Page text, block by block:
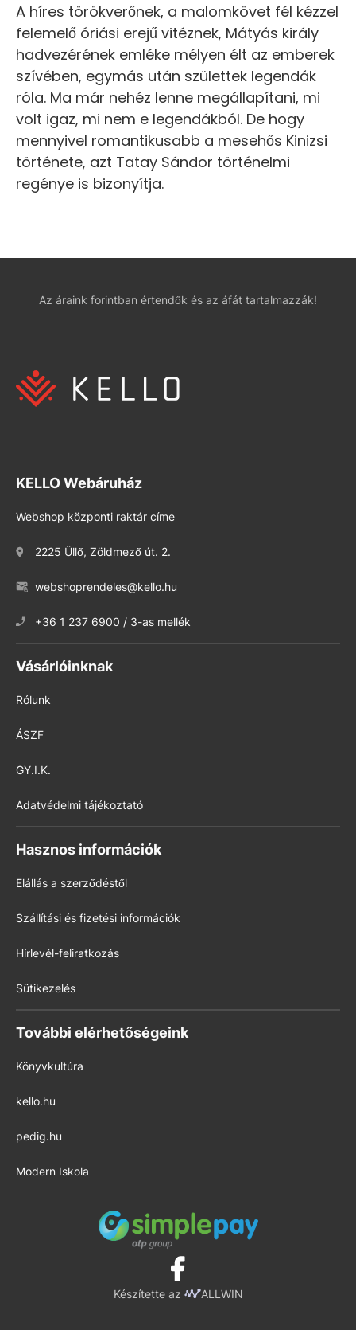
A híres törökverőnek, a malomkövet fél kézzel
felemelő óriási erejű vitéznek, Mátyás király
hadvezérének emléke mélyen élt az emberek
szívében, egymás után születtek legendák
róla. Ma már nehéz lenne megállapítani, mi
volt igaz, mi nem e legendákból. De hogy
mennyivel romantikusabb a mesehős Kinizsi
története, azt Tatay Sándor történelmi
regénye is bizonyítja.
Az áraink forintban értendők és az áfát tartalmazzák!
KELLO Webáruház
Webshop központi raktár címe
2225 Üllő, Zöldmező út. 2.
webshoprendeles@kello.hu
+36 1 237 6900 / 3-as mellék
Vásárlóinknak
Rólunk
ÁSZF
GY.I.K.
Adatvédelmi tájékoztató
Hasznos információk
Elállás a szerződéstől
Szállítási és fizetési információk
Hírlevél-feliratkozás
Sütikezelés
További elérhetőségeink
Könyvkultúra
kello.hu
pedig.hu
Modern Iskola
Készítette az ALLWIN